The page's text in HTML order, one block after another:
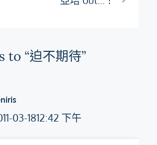
to “迫不期待”
03-1812:42 下午